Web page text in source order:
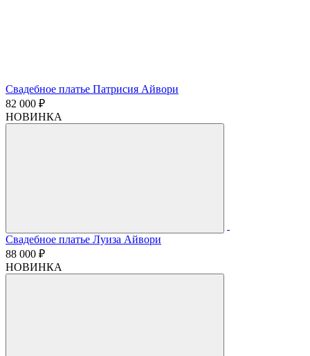
Свадебное платье Патрисия Айвори
82 000 ₽
НОВИНКА
Свадебное платье Луиза Айвори
88 000 ₽
НОВИНКА